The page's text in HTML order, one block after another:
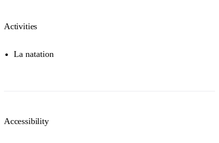
Activities
La natation
Accessibility